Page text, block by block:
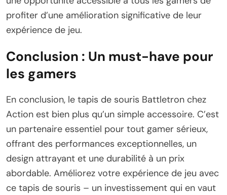
profiter d’une amélioration significative de leur
expérience de jeu.
Conclusion : Un must-have pour
les gamers
En conclusion, le tapis de souris Battletron chez
Action est bien plus qu’un simple accessoire. C’est
un partenaire essentiel pour tout gamer sérieux,
offrant des performances exceptionnelles, un
design attrayant et une durabilité à un prix
abordable. Améliorez votre expérience de jeu avec
ce tapis de souris – un investissement qui en vaut